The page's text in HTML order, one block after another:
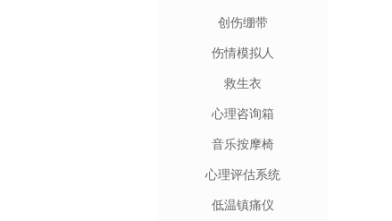
创伤绷带
伤情模拟人
救生衣
心理咨询箱
音乐按摩椅
心理评估系统
低温镇痛仪